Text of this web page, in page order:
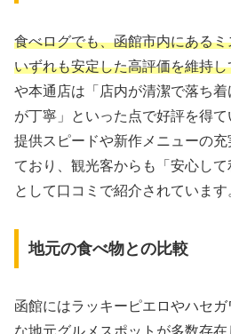
食べログでも、函館市内にある
いずれも安定した高評価を維持
や本通店は「店内が清潔で落ち
が丁寧」といった点で好評を得
提供スピードや新作メニューの
ており、観光客からも「安心して
として口コミで紹介されています
地元の食べ物との比較
函館にはラッキーピエロやハセ
な地元グルメスポットが多数存